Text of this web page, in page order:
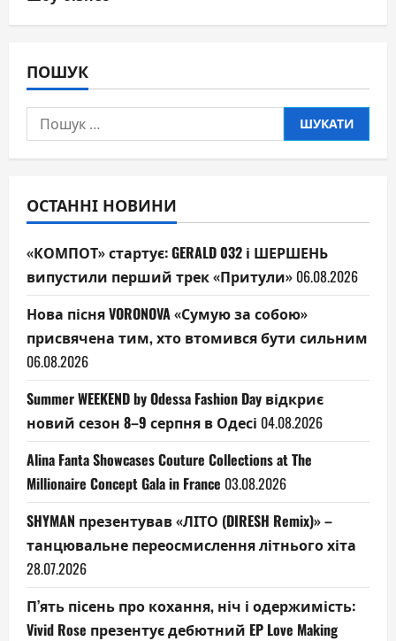
ПОШУК
Пошук:
ОСТАННІ НОВИНИ
«КОМПОТ» стартує: GERALD 032 і ШЕРШЕНЬ
випустили перший трек «Притули» 06.08.2026
Нова пісня VORONOVA «Сумую за собою»
присвячена тим, хто втомився бути сильним
06.08.2026
Summer WEEKEND by Odessa Fashion Day відкриє
новий сезон 8–9 серпня в Одесі 04.08.2026
Alina Fanta Showcases Couture Collections at The
Millionaire Concept Gala in France 03.08.2026
SHYMAN презентував «ЛІТО (DIRESH Remix)» –
танцювальне переосмислення літнього хіта
28.07.2026
П’ять пісень про кохання, ніч і одержимість:
Vivid Rose презентує дебютний EP Love Making